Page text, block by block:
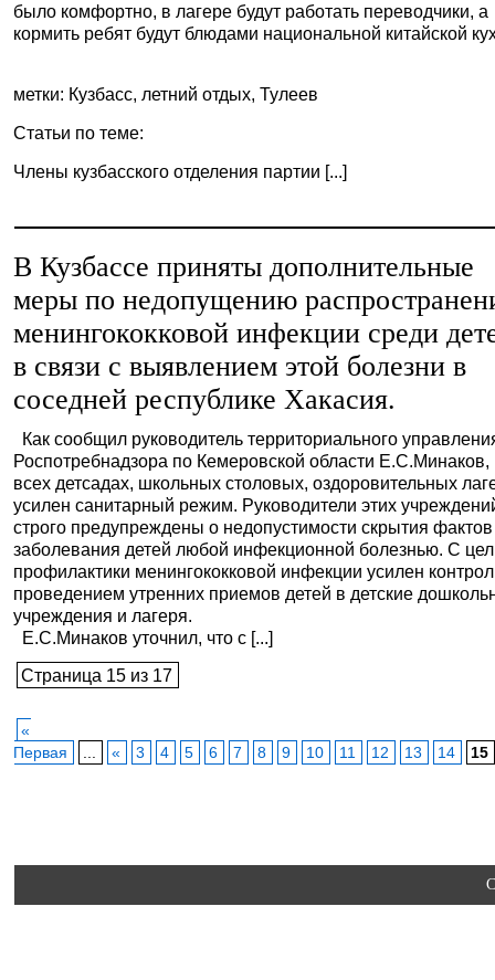
было комфортно, в лагере будут работать переводчики, а
кормить ребят будут блюдами национальной китайской
метки: Кузбасс, летний отдых, Тулеев
Статьи по теме:
Члены кузбасского отделения партии [...]
В Кузбассе приняты дополнительные
меры по недопущению
менингококковой инфекции среди
в связи с выявлением этой болезни в
соседней республике Хакасия.
Как сообщил руководитель территориального
Роспотребнадзора по Кемеровской области Е.С.Минаков,
всех детсадах, школьных столовых, оздоровительных
усилен санитарный режим. Руководители этих
строго предупреждены о недопустимости скрытия фактов
заболевания детей любой инфекционной болезнью. С
профилактики менингококковой инфекции усилен
проведением утренних приемов детей в детские
учреждения и лагеря.
Е.С.Минаков уточнил, что с [...]
Страница 15 из 17
«
Первая
« 3 4 5 6 7 8 9 10 11 12 13 14 15